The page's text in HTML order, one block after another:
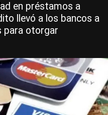
en préstamos a
llevó a los bancos a
para otorgar